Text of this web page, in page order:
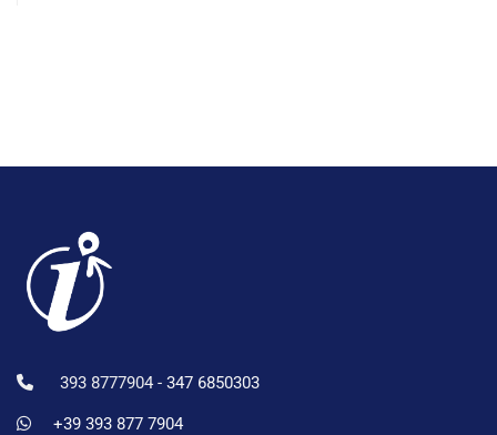
393 8777904 - 347 6850303
+39 393 877 7904